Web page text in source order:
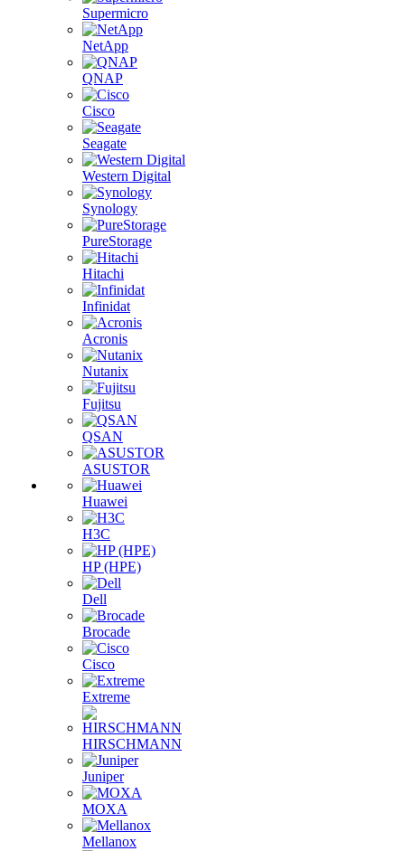
Supermicro
NetApp
QNAP
Cisco
Seagate
Western Digital
Synology
PureStorage
Hitachi
Infinidat
Acronis
Nutanix
Fujitsu
QSAN
ASUSTOR
Huawei
H3C
HP (HPE)
Dell
Brocade
Cisco
Extreme
HIRSCHMANN
Juniper
MOXA
Mellanox